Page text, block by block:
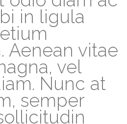
in ligula
Aenean vitae
vel
Nunc at
semper